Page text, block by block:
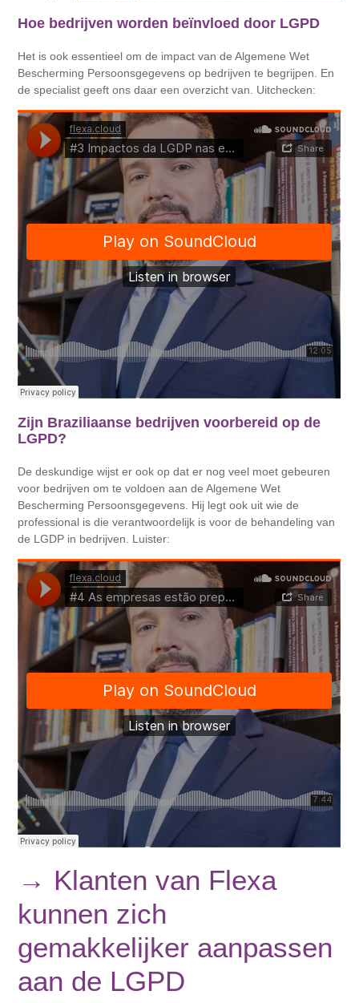
Hoe bedrijven worden beïnvloed door LGPD
Het is ook essentieel om de impact van de Algemene Wet
Bescherming Persoonsgegevens op bedrijven te begrijpen. En
de specialist geeft ons daar een overzicht van. Uitchecken:
Zijn Braziliaanse bedrijven voorbereid op de
LGPD?
De deskundige wijst er ook op dat er nog veel moet gebeuren
voor bedrijven om te voldoen aan de Algemene Wet
Bescherming Persoonsgegevens. Hij legt ook uit wie de
professional is die verantwoordelijk is voor de behandeling van
de LGDP in bedrijven. Luister:
→ Klanten van Flexa
kunnen zich
gemakkelijker aanpassen
aan de LGPD